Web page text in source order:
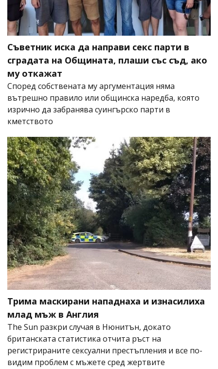
Съветник иска да направи секс парти в
сградата на Общината, плаши със съд, ако
му откажат
Според собствената му аргументация няма
вътрешно правило или общинска наредба, която
изрично да забранява суингърско парти в
кметството
Трима маскирани нападнаха и изнасилиха
млад мъж в Англия
The Sun разкри случая в Нюнитън, докато
британската статистика отчита ръст на
регистрираните сексуални престъпления и все по-
видим проблем с мъжете сред жертвите